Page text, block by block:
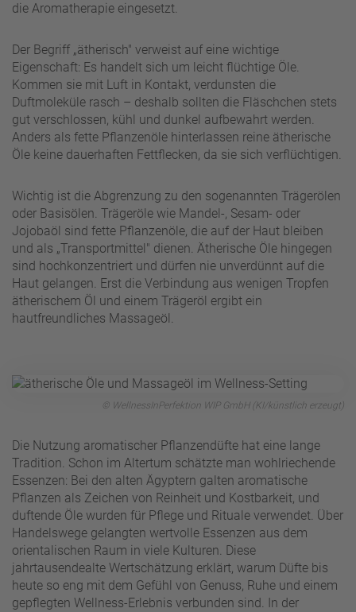
die Aromatherapie eingesetzt.
Der Begriff „ätherisch" verweist auf eine wichtige
Eigenschaft: Es handelt sich um leicht flüchtige Öle.
Kommen sie mit Luft in Kontakt, verdunsten die
Duftmoleküle rasch – deshalb sollten die Fläschchen stets
gut verschlossen, kühl und dunkel aufbewahrt werden.
Anders als fette Pflanzenöle hinterlassen reine ätherische
Öle keine dauerhaften Fettflecken, da sie sich verflüchtigen.
Wichtig ist die Abgrenzung zu den sogenannten Trägerölen
oder Basisölen. Trägeröle wie Mandel-, Sesam- oder
Jojobaöl sind fette Pflanzenöle, die auf der Haut bleiben
und als „Transportmittel" dienen. Ätherische Öle hingegen
sind hochkonzentriert und dürfen nie unverdünnt auf die
Haut gelangen. Erst die Verbindung aus wenigen Tropfen
ätherischem Öl und einem Trägeröl ergibt ein
hautfreundliches Massageöl.
© WellnessInPerfektion WIP GmbH (KI/künstlich erzeugt)
Die Nutzung aromatischer Pflanzendüfte hat eine lange
Tradition. Schon im Altertum schätzte man wohlriechende
Essenzen: Bei den alten Ägyptern galten aromatische
Pflanzen als Zeichen von Reinheit und Kostbarkeit, und
duftende Öle wurden für Pflege und Rituale verwendet. Über
Handelswege gelangten wertvolle Essenzen aus dem
orientalischen Raum in viele Kulturen. Diese
jahrtausendealte Wertschätzung erklärt, warum Düfte bis
heute so eng mit dem Gefühl von Genuss, Ruhe und einem
gepflegten Wellness-Erlebnis verbunden sind. In der